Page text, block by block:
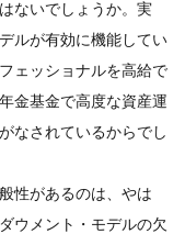
ないでしょうか。実
ルが有効に機能してい
ェッショナルを高給で
金基金で高度な資産運
なされているからでし
性があるのは、やは
ウメント・モデルの欠